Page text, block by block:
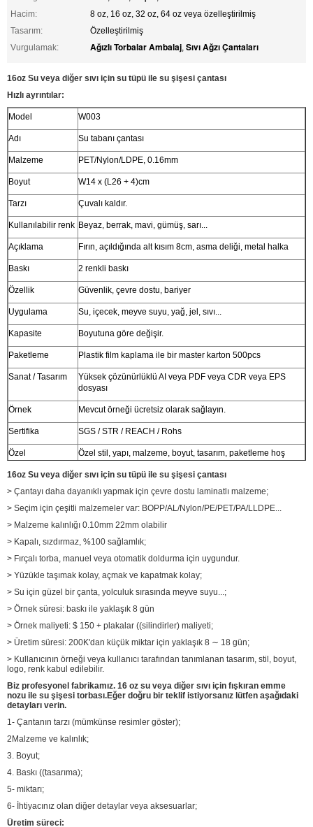
Hacim:
8 oz, 16 oz, 32 oz, 64 oz veya özelleştirilmiş
Tasarım:
Özelleştirilmiş
Vurgulamak:
Ağızlı Torbalar Ambalaj, Sıvı Ağzı Çantaları
16oz Su veya diğer sıvı için su tüpü ile su şişesi çantası
Hızlı ayrıntılar:
Model W003
Adı Su tabanı çantası
Malzeme PET/Nylon/LDPE, 0.16mm
Boyut W14 x (L26 + 4)cm
Tarzı Çuvalı kaldır.
Kullanılabilir renk Beyaz, berrak, mavi, gümüş, sarı...
Açıklama Fırın, açıldığında alt kısım 8cm, asma deliği, metal halka
Baskı 2 renkli baskı
Özellik Güvenlik, çevre dostu, bariyer
Uygulama Su, içecek, meyve suyu, yağ, jel, sıvı...
Kapasite Boyutuna göre değişir.
Paketleme Plastik film kaplama ile bir master karton 500pcs
Sanat / Tasarım
Yüksek çözünürlüklü AI veya PDF veya CDR veya EPS
dosyası
Örnek Mevcut örneği ücretsiz olarak sağlayın.
Sertifika SGS / STR / REACH / Rohs
Özel
Özel stil, yapı, malzeme, boyut, tasarım, paketleme hoş
geldiniz.
16oz Su veya diğer sıvı için su tüpü ile su şişesi çantası
> Çantayı daha dayanıklı yapmak için çevre dostu laminatlı malzeme;
> Seçim için çeşitli malzemeler var: BOPP/AL/Nylon/PE/PET/PA/LLDPE...
> Malzeme kalınlığı 0.10mm 22mm olabilir
> Kapalı, sızdırmaz, %100 sağlamlık;
> Fırçalı torba, manuel veya otomatik doldurma için uygundur.
> Yüzükle taşımak kolay, açmak ve kapatmak kolay;
> Su için güzel bir çanta, yolculuk sırasında meyve suyu...;
> Örnek süresi: baskı ile yaklaşık 8 gün
> Örnek maliyeti: $ 150 + plakalar ((silindirler) maliyeti;
> Üretim süresi: 200K'dan küçük miktar için yaklaşık 8 ∼ 18 gün;
> Kullanıcının örneği veya kullanıcı tarafından tanımlanan tasarım, stil, boyut,
logo, renk kabul edilebilir.
Biz profesyonel fabrikamız. 16 oz su veya diğer sıvı için fışkıran emme
nozu ile su şişesi torbası.Eğer doğru bir teklif istiyorsanız lütfen aşağıdaki
detayları verin.
1- Çantanın tarzı (mümkünse resimler göster);
2Malzeme ve kalınlık;
3. Boyut;
4. Baskı ((tasarıma);
5- miktarı;
6- İhtiyacınız olan diğer detaylar veya aksesuarlar;
Üretim süreci: